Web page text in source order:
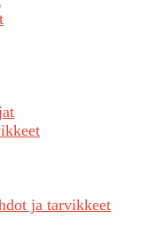
ja tarvikkeet